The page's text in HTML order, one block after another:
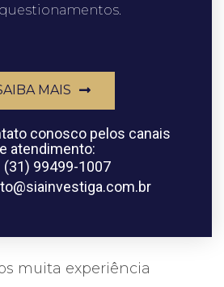
MAIS
conosco pelos canais
atendimento:
(31) 99499-1007
muita experiência